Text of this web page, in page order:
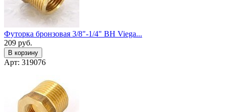
Футорка бронзовая 3/8"-1/4" ВН Viega...
209 руб.
В корзину
Арт: 319076